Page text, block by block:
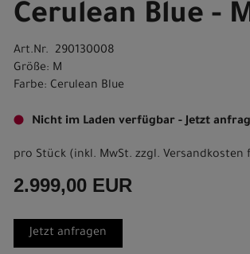
Cerulean Blue -
Art.Nr. 290130008
Größe: M
Farbe: Cerulean Blue
Nicht im Laden verfügbar - Jetzt
pro Stück (inkl. MwSt. zzgl. Versandkosten
2.999,00 EUR
Jetzt anfragen